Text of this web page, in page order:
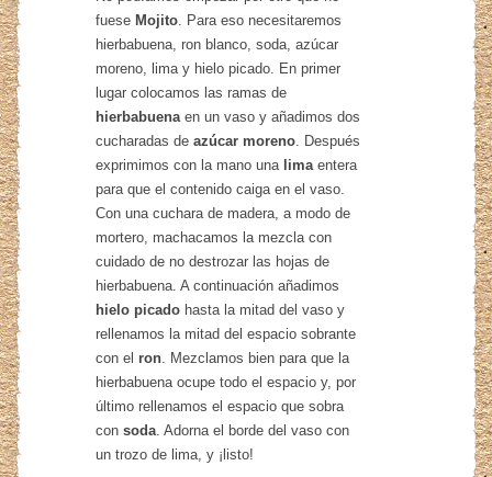
fuese Mojito . Para eso necesitaremos
hierbabuena, ron blanco, soda, azúcar
moreno, lima y hielo picado. En primer
lugar colocamos las ramas de
hierbabuena en un vaso y añadimos dos
cucharadas deazúcar moreno . Después
exprimimos con la mano una lima entera
para que el contenido caiga en el vaso.
Con una cuchara de madera, a modo de
mortero, machacamos la mezcla con
cuidado de no destrozar las hojas de
hierbabuena. A continuación añadimos
hielo picado hasta la mitad del vaso y
rellenamos la mitad del espacio sobrante
con el ron . Mezclamos bien para que la
hierbabuena ocupe todo el espacio y, por
último rellenamos el espacio que sobra
consoda . Adorna el borde del vaso con
un trozo de lima, y ¡listo!